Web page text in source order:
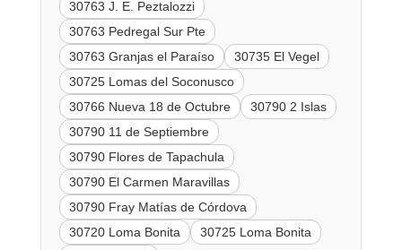
30763 J. E. Peztalozzi
30763 Pedregal Sur Pte
30763 Granjas el Paraíso
30735 El Vegel
30725 Lomas del Soconusco
30766 Nueva 18 de Octubre
30790 2 Islas
30790 11 de Septiembre
30790 Flores de Tapachula
30790 El Carmen Maravillas
30790 Fray Matías de Córdova
30720 Loma Bonita
30725 Loma Bonita